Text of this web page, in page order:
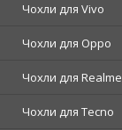
Чохли для Vivo
Чохли для Oppo
Чохли для Realme
Чохли для Tecno